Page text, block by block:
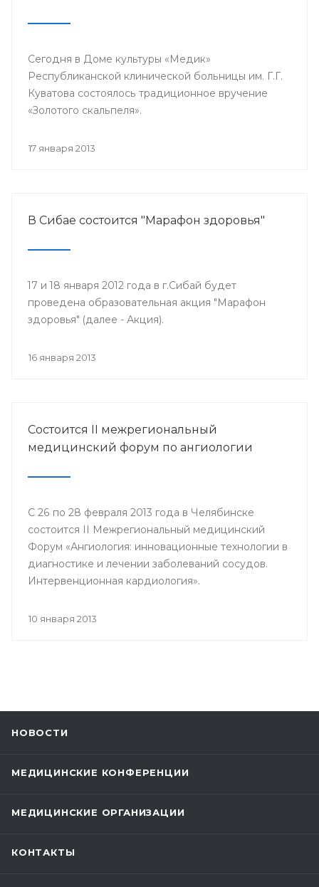
Сегодня в Доме культуры «Медик»
Республиканской клинической больницы им. Г.Г.
Куватова состоялось традиционное вручение
«Золотого скальпеля».
17 января 2013
В Сибае состоится "Марафон здоровья"
17 и 18 января 2012 года в г.Сибай будет
проведена образовательная акция "Марафон
здоровья" (далее - Акция).
16 января 2013
Состоится II межрегиональный
медицинский форум по ангиологии
С 26 по 28 февраля 2013 года в Челябинске
состоится II Межрегиональный медицинский
Форум «Ангиология: инновационные технологии в
диагностике и лечении заболеваний сосудов.
Интервенционная кардиология».
10 января 2013
НОВОСТИ
МЕДИЦИНСКИЕ КОНФЕРЕНЦИИ
МЕДИЦИНСКИЕ ОРГАНИЗАЦИИ
КОНТАКТЫ